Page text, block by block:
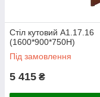
Стіл кутовий А1.17.16
(1600*900*750H)
Під замовлення
5 415 ₴